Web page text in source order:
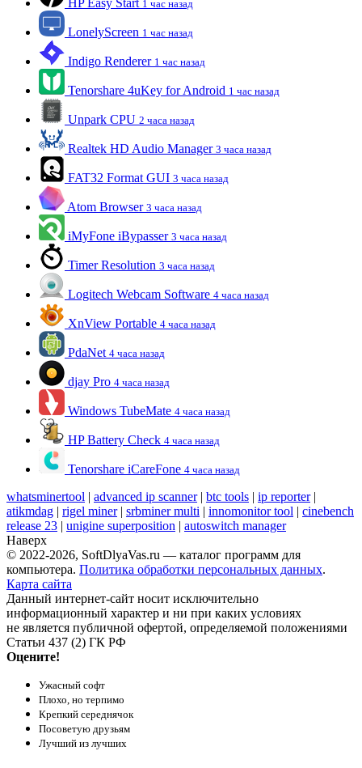
1 час назад
LonelyScreen 1 час назад
Indigo Renderer 1 час назад
Tenorshare 4uKey for Android 1 час назад
Unpark CPU 2 часа назад
Realtek HD Audio Manager 3 часа назад
FAT32 Format GUI 3 часа назад
Atom Browser 3 часа назад
iMyFone iBypasser 3 часа назад
Timer Resolution 3 часа назад
Logitech Webcam Software 4 часа назад
XnView Portable 4 часа назад
PdaNet 4 часа назад
djay Pro 4 часа назад
Windows TubeMate 4 часа назад
HP Battery Check 4 часа назад
Tenorshare iCareFone 4 часа назад
whatsminertool | advanced ip scanner| btc tools | ip reporter|
atikmdag | rigel miner| srbminer multi | innomonitor tool | cinebench
release 23 | unigine superposition | autoswitch manager
Наверх
© 2022-2026, SoftDlyaVas.ru — каталог программ для
компьютера. Политика обработки персональных данных.
Карта сайта
Данный интернет-сайт носит исключительно
информационный характер и ни при каких условиях
не является публичной офертой, определяемой положениями
Статьи 437 (2) ГК РФ
Оцените!
Ужасный софт
Плохо, но терпимо
Крепкий середнячок
Посоветую друзьям
Лучший из лучших